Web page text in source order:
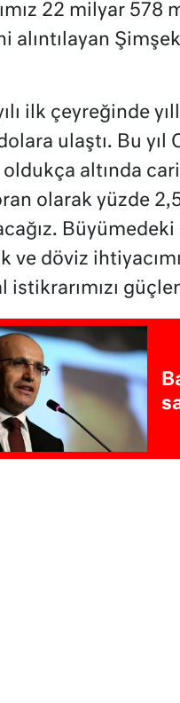
22 milyar 578
alıntılayan
ilk çeyreğinde
ulaştı. Bu yıl
oldukça altında
olarak yüzde
ve döviz
istikrarımızı